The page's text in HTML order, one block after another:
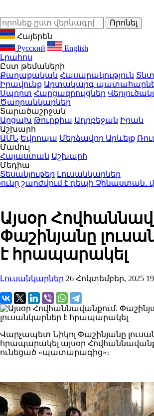
Հայերեն
Русский
English
Լրահոս
Ըստ թեմաների
Քաղաքական Հասարակություն
Իրավունք Արտակարգ
Սպորտ Հարցազրույցներ
Ծաղրանկարներ
Տարածաշրջան
Արցախ Թուրքիա Ադրբեջան Իրան
Աշխարհ
ԱՄՆ Եվրոպա Մերձավոր Արևելք
Մամուլ
Հայաստան Աշխարհ
Մեդիա
Տեսանյութեր Լուսանկարներ
շարժվում է դեպի Չինաստան․
Այսօր
Փաշինյանը
է հրապարակել
Լուսանկարներ 26 Հոկտեմբեր, 2025
Վարչապետ Նիկոլ Փաշինյանը
հրապարակել այսօր
ունեցած «պատարագից»։